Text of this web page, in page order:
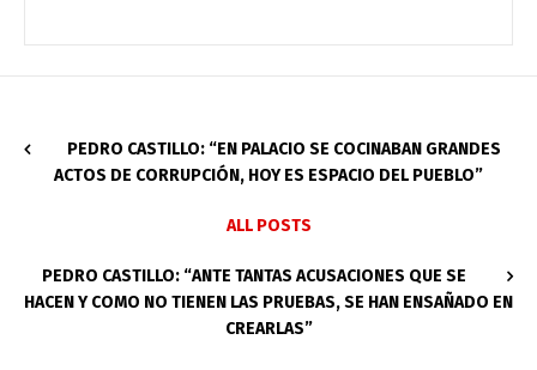
PEDRO CASTILLO: “EN PALACIO SE COCINABAN GRANDES
ACTOS DE CORRUPCIÓN, HOY ES ESPACIO DEL PUEBLO”
ALL POSTS
PEDRO CASTILLO: “ANTE TANTAS ACUSACIONES QUE SE
HACEN Y COMO NO TIENEN LAS PRUEBAS, SE HAN ENSAÑADO EN
CREARLAS”